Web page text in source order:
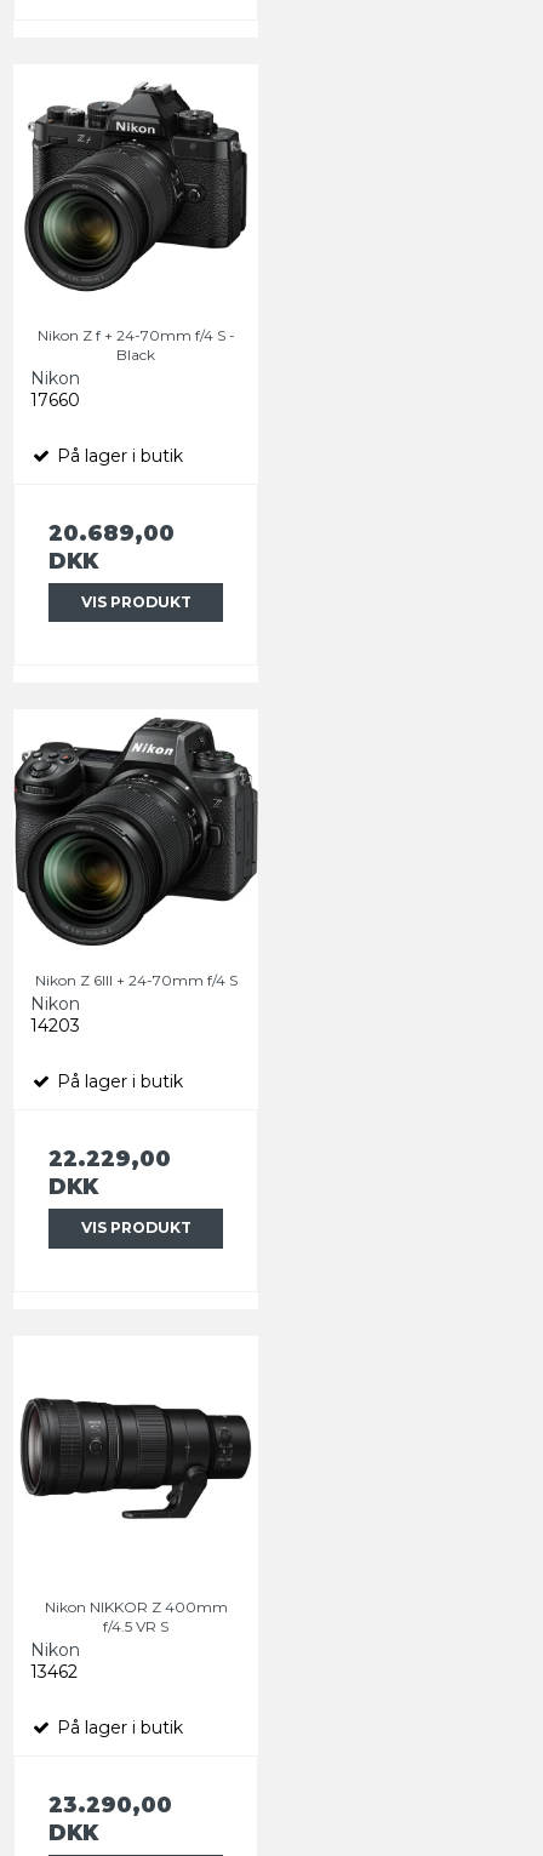
Nikon Z f + 24-70mm f/4 S -
Black
Nikon
17660
På lager i butik
20.689,00
DKK
VIS PRODUKT
Nikon Z 6III + 24-70mm f/4 S
Nikon
14203
På lager i butik
22.229,00
DKK
VIS PRODUKT
Nikon NIKKOR Z 400mm
f/4.5 VR S
Nikon
13462
På lager i butik
23.290,00
DKK